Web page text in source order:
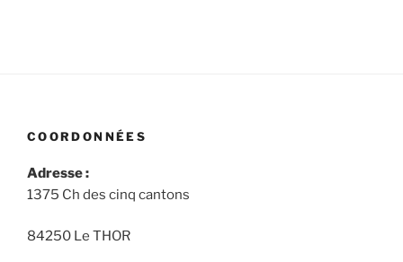
COORDONNÉES
Adresse :
1375 Ch des cinq cantons
84250 Le THOR